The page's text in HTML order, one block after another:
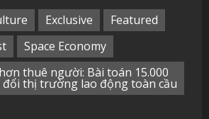
Exclusive
Featured
Space Economy
thuê người: Bài toán 15.000
đổi thị trường lao động toàn cầu